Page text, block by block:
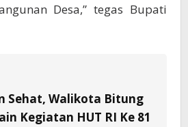
Desa,” tegas Bupati
Sehat, Walikota Bitung
Kegiatan HUT RI Ke 81